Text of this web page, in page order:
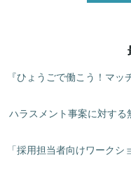
『ひょうごで働こう！マ
ハラスメント事案に対す
「採用担当者向けワーク